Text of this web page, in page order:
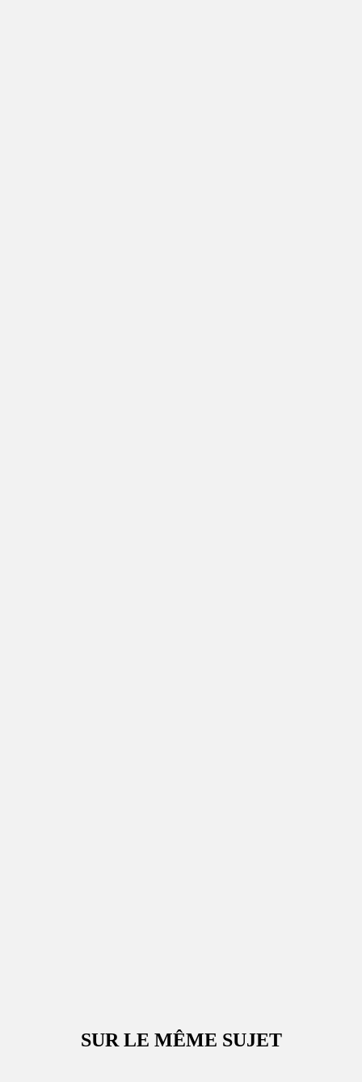
SUR LE MÊME SUJET